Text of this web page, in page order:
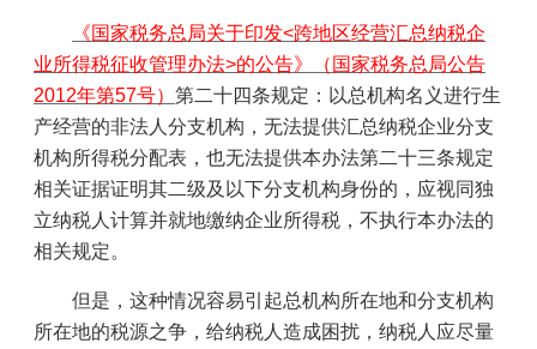
《国家税务总局关于印发<跨地区经营汇总纳税企
业所得税征收管理办法>的公告》（国家税务总局公告
2012年第57号） 第二十四条规定：以总机构名义进行生
产经营的非法人分支机构，无法提供汇总纳税企业分支
机构所得税分配表，也无法提供本办法第二十三条规定
相关证据证明其二级及以下分支机构身份的，应视同独
立纳税人计算并就地缴纳企业所得税，不执行本办法的
相关规定。
但是，这种情况容易引起总机构所在地和分支机构
所在地的税源之争，给纳税人造成困扰，纳税人应尽量